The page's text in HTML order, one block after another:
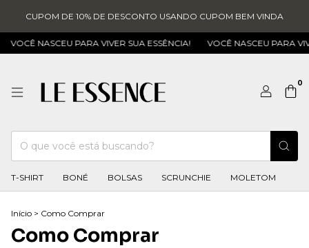
CUPOM DE 10% DE DESCONTO USANDO CUPOM BEM VINDA
VOCÊ NASCEU PARA VIVER SUA ESSÊNCIA! VOCÊ NASCEU PARA
0
T-SHIRT BONÉ BOLSAS SCRUNCHIE MOLETOM
Início > Como Comprar
Como Comprar